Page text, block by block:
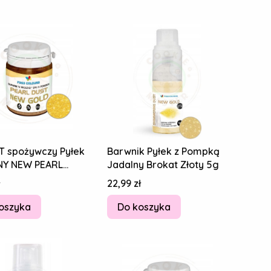
spożywczy Pyłek
NEW PEARL
PERŁOWY
Barwnik Pyłek z Pompką
Jadalny Brokat Złoty 5g
Cena
22,99 zł
Do koszyka